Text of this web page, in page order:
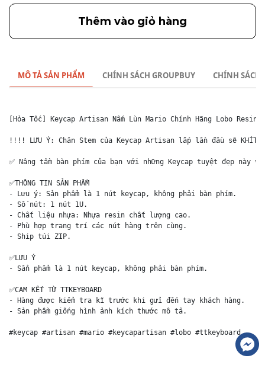
Thêm vào giỏ hàng
MÔ TẢ SẢN PHẨM CHÍNH SÁCH GROUPBUY CHÍNH SÁCH
[Hỏa Tốc] Keycap Artisan Nấm Lùn Mario Chính Hãng Lobo Resin
!!!! LƯU Ý: Chân Stem của Keycap Artisan lắp lần đầu sẽ KHÍT
✅ Nâng tầm bàn phím của bạn với những Keycap tuyệt đẹp này
✅THÔNG TIN SẢN PHẨM
- Lưu ý: Sản phẩm là 1 nút keycap, không phải bàn phím.
- Số nút: 1 nút 1U.
- Chất liệu nhựa: Nhựa resin chất lượng cao.
- Phù hợp trang trí các nút hàng trên cùng.
- Ship túi ZIP.
✅LƯU Ý
- Sẩn phẩm là 1 nút keycap, không phải bàn phím.
✅CAM KẾT TỪ TTKEYBOARD
- Hàng được kiểm tra kĩ trước khi gửi đến tay khách hàng.
- Sản phầm giống hình ảnh kích thước mô tả.
#keycap #artisan #mario #keycapartisan #lobo #ttkeyboard